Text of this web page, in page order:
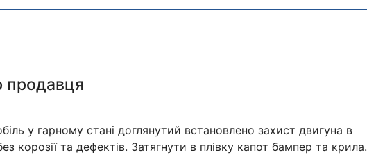
продавця
у гарному стані доглянутий встановлено захист двигуна в
корозії та дефектів. Затягнути в плівку капот бампер та крила.